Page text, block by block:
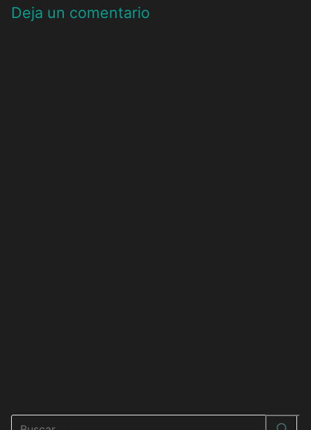
Deja un comentario
Buscar: